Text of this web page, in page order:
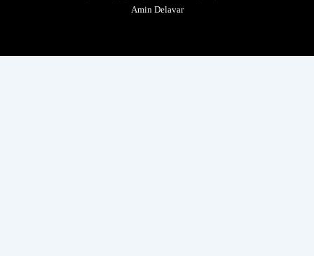
Amin Delavar